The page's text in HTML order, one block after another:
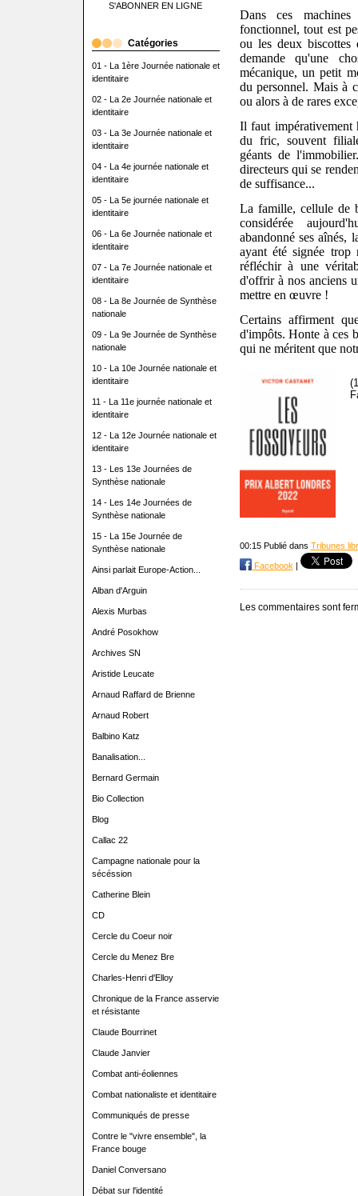
S'ABONNER EN LIGNE
Catégories
01 - La 1ère Journée nationale et
identitaire
02 - La 2e Journée nationale et
identitaire
03 - La 3e Journée nationale et
identitaire
04 - La 4e journée nationale et
identitaire
05 - La 5e journée nationale et
identitaire
06 - La 6e Journée nationale et
identitaire
07 - La 7e Journée nationale et
identitaire
08 - La 8e Journée de Synthèse
nationale
09 - La 9e Journée de Synthèse
nationale
10 - La 10e Journée nationale et
identitaire
11 - La 11e journée nationale et
identitaire
12 - La 12e Journée nationale et
identitaire
13 - Les 13e Journées de
Synthèse nationale
14 - Les 14e Journées de
Synthèse nationale
15 - La 15e Journée de
Synthèse nationale
Ainsi parlait Europe-Action...
Alban d'Arguin
Alexis Murbas
André Posokhow
Archives SN
Aristide Leucate
Arnaud Raffard de Brienne
Arnaud Robert
Balbino Katz
Banalisation...
Bernard Germain
Bio Collection
Blog
Callac 22
Campagne nationale pour la
sécéssion
Catherine Blein
CD
Cercle du Coeur noir
Cercle du Menez Bre
Charles-Henri d'Elloy
Chronique de la France asservie
et résistante
Claude Bourrinet
Claude Janvier
Combat anti-éoliennes
Combat nationaliste et identitaire
Communiqués de presse
Contre le "vivre ensemble", la
France bouge
Daniel Conversano
Débat sur l'identité
Dans ces
fonctionnel, tout est
ou les deux
demande qu'une
mécanique, un petit
du personnel. Mais à
ou alors à de rares
Il faut impérativement
du fric, souvent
géants de
directeurs qui se
de suffisance...
La famille, cellule de
considérée
abandonné ses aînés,
ayant été signée trop
réfléchir à une
d'offrir à nos anciens
mettre en œuvre !
Certains affirment
d'impôts. Honte à ces
qui ne méritent que
00:15 Publié dans Tribunes
Facebook|
Les commentaires sont